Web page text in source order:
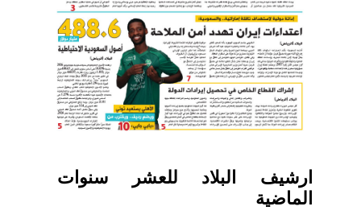
ارشيف البلاد للعشر سنوات
الماضية